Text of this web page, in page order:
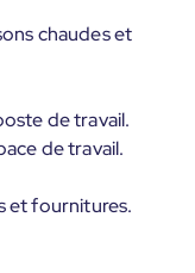
chaudes et
de travail.
de travail.
et fournitures.